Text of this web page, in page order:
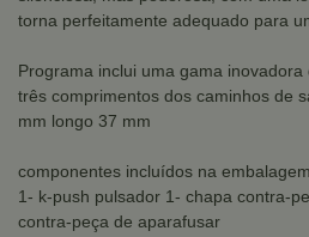
torna perfeitamente adequado para
Programa inclui uma gama
três comprimentos dos caminhos de
mm longo 37 mm
componentes incluídos na
1- k-push pulsador 1- chapa contra-
contra-peça de aparafusar